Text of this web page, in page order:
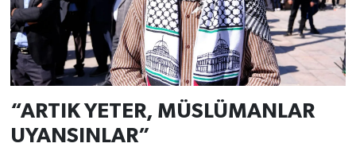
“ARTIK YETER, MÜSLÜMANLAR
UYANSINLAR”